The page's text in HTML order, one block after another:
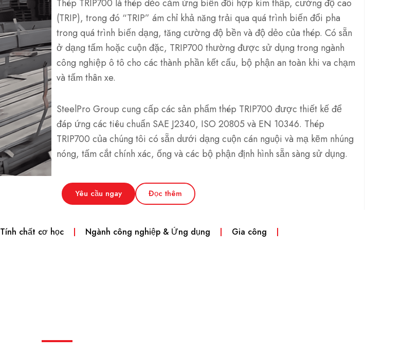
Thép TRIP700 là thép dẻo cảm ứng biến đổi hợp kim thấp, cường độ cao
(TRIP), trong đó “TRIP” ám chỉ khả năng trải qua quá trình biến đổi pha
trong quá trình biến dạng, tăng cường độ bền và độ dẻo của thép. Có sẵn
ở dạng tấm hoặc cuộn đặc, TRIP700 thường được sử dụng trong ngành
công nghiệp ô tô cho các thành phần kết cấu, bộ phận an toàn khi va chạm
và tấm thân xe.
SteelPro Group cung cấp các sản phẩm thép TRIP700 được thiết kế để
đáp ứng các tiêu chuẩn SAE J2340, ISO 20805 và EN 10346. Thép
TRIP700 của chúng tôi có sẵn dưới dạng cuộn cán nguội và mạ kẽm nhúng
nóng, tấm cắt chính xác, ống và các bộ phận định hình sẵn sàng sử dụng.
Yêu cầu ngay Đọc thêm
Tính chất cơ học Ngành công nghiệp & Ứng dụng
Gia công